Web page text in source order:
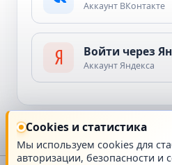
Аккаунт ВКонтакте
Войти через
Аккаунт Яндекса
Cookies и статистика
Мы используем cookies для
авторизации, безопасности и